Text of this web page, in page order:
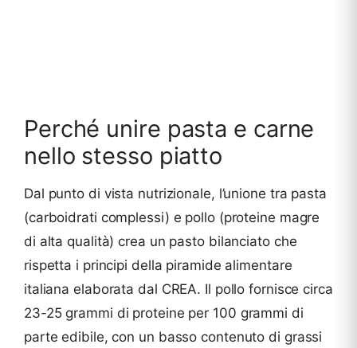
Perché unire pasta e carne
nello stesso piatto
Dal punto di vista nutrizionale, l’unione tra pasta
(carboidrati complessi) e pollo (proteine magre
di alta qualità) crea un pasto bilanciato che
rispetta i principi della piramide alimentare
italiana elaborata dal CREA. Il pollo fornisce circa
23-25 grammi di proteine per 100 grammi di
parte edibile, con un basso contenuto di grassi